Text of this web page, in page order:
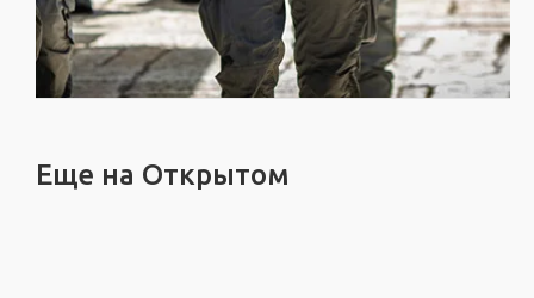
Еще на Открытом